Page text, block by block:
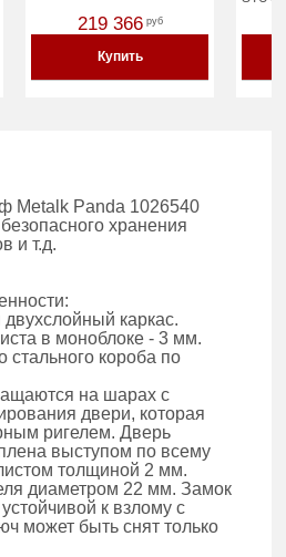
219 366 руб
Купить
Metalk Panda 1026540
хранения
и т.д.
каркас.
в моноблоке - 3 мм.
стального короба по
на шарах с
двери, которая
ригелем. Дверь
выступом по всему
толщиной 2 мм.
диаметром 22 мм. Замок
к взлому с
может быть снят только